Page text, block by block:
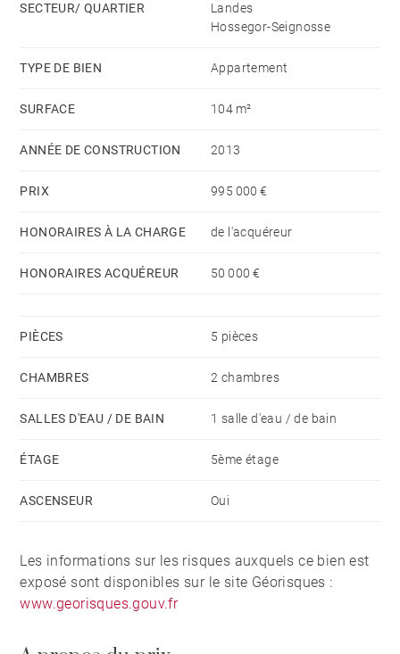
SECTEUR/ QUARTIER
Landes
Hossegor-Seignosse
TYPE DE BIEN Appartement
SURFACE 104 m²
ANNÉE DE CONSTRUCTION 2013
PRIX 995 000 €
HONORAIRES À LA CHARGE de l'acquéreur
HONORAIRES ACQUÉREUR 50 000 €
PIÈCES 5 pièces
CHAMBRES 2 chambres
SALLES D'EAU / DE BAIN 1 salle d'eau / de bain
ÉTAGE 5ème étage
ASCENSEUR Oui
Les informations sur les risques auxquels ce bien est
exposé sont disponibles sur le site Géorisques :
www.georisques.gouv.fr